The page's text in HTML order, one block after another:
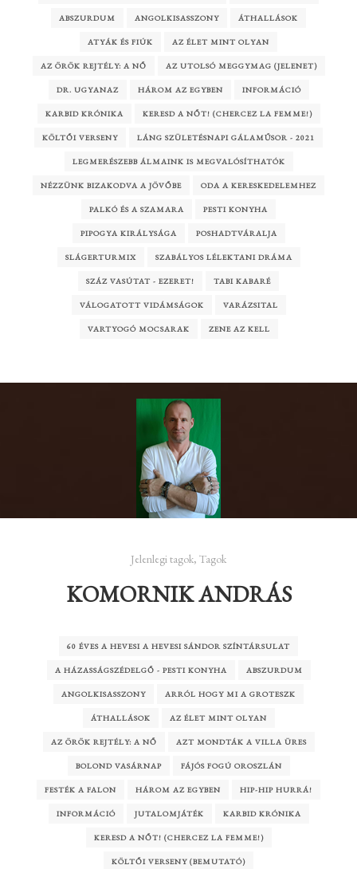
ABSZURDUM ANGOLKISASSZONY ÁTHALLÁSOK
ATYÁK ÉS FIÚK AZ ÉLET MINT OLYAN
AZ ÖRÖK REJTÉLY: A NŐ AZ UTOLSÓ MEGGYMAG (JELENET)
DR. UGYANAZ HÁROM AZ EGYBEN INFORMÁCIÓ
KARBID KRÓNIKA KERESD A NŐT! (CHERCEZ LA FEMME!)
KÖLTŐI VERSENY LÁNG SZÜLETÉSNAPI GÁLAMŰSOR - 2021
LEGMERÉSZEBB ÁLMAINK IS MEGVALÓSÍTHATÓK
NÉZZÜNK BIZAKODVA A JÖVŐBE ODA A KERESKEDELEMHEZ
PALKÓ ÉS A SZAMARA PESTI KONYHA
PIPOGYA KIRÁLYSÁGA POSHADTVÁRALJA
SLÁGERTURMIX SZABÁLYOS LÉLEKTANI DRÁMA
SZÁZ VASÚTAT - EZERET! TABI KABARÉ
VÁLOGATOTT VIDÁMSÁGOK VARÁZSITAL
VARTYOGÓ MOCSARAK ZENE AZ KELL
Jelenlegi tagok, Tagok
KOMORNIK ANDRÁS
60 ÉVES A HEVESI A HEVESI SÁNDOR SZÍNTÁRSULAT
A HÁZASSÁGSZÉDELGŐ - PESTI KONYHA ABSZURDUM
ANGOLKISASSZONY ARRÓL HOGY MI A GROTESZK
ÁTHALLÁSOK AZ ÉLET MINT OLYAN
AZ ÖRÖK REJTÉLY: A NŐ AZT MONDTÁK A VILLA ÜRES
BOLOND VASÁRNAP FÁJÓS FOGÚ OROSZLÁN
FESTÉK A FALON HÁROM AZ EGYBEN HIP-HIP HURRÁ!
INFORMÁCIÓ JUTALOMJÁTÉK KARBID KRÓNIKA
KERESD A NŐT! (CHERCEZ LA FEMME!)
KÖLTŐI VERSENY (BEMUTATÓ)